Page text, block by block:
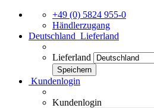
+49 (0) 5824 955-0
Händlerzugang
Deutschland Lieferland
Lieferland
Kundenlogin
Kundenlogin